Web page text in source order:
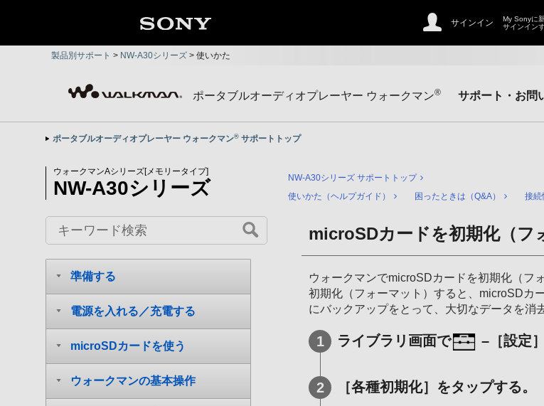
サインイン
My Sonyに
サインイン
製品別サポート > NW-A30シリーズ > 使いかた
ポータブルオーディオプレーヤー ウォークマン® サポート・お問
ポータブルオーディオプレーヤー ウォークマン® サポートトップ
ウォークマンAシリーズ[メモリータイプ]
NW-A30シリーズ
NW-A30シリーズ サポートトップ
使いかた（ヘルプガイド）
困ったときは（Q&A） 接続
準備する
電源を入れる／充電する
microSDカードを使う
ウォークマンの基本操作
microSDカードを初期化（フ
ウォークマンでmicroSDカードを初期化（フ
初期化（フォーマット）すると、microSDカ
にバックアップをとって、大切なデータを消
ライブラリ画面で –［設定
［各種初期化］をタップする。